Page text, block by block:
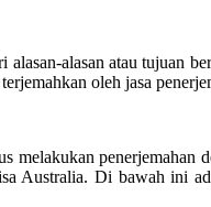
alasan atau tujuan
oleh jasa
melakukan
Australia. Di bawah ini